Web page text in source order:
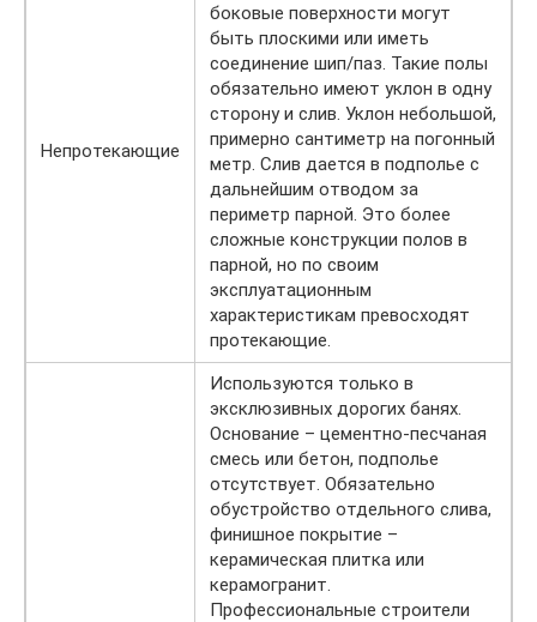
Непротекающие
боковые поверхности могут
быть плоскими или иметь
соединение шип/паз. Такие полы
обязательно имеют уклон в одну
сторону и слив. Уклон небольшой,
примерно сантиметр на погонный
метр. Слив дается в подполье с
дальнейшим отводом за
периметр парной. Это более
сложные конструкции полов в
парной, но по своим
эксплуатационным
характеристикам превосходят
протекающие.
Используются только в
эксклюзивных дорогих банях.
Основание – цементно-песчаная
смесь или бетон, подполье
отсутствует. Обязательно
обустройство отдельного слива,
финишное покрытие –
керамическая плитка или
керамогранит.
Профессиональные строители